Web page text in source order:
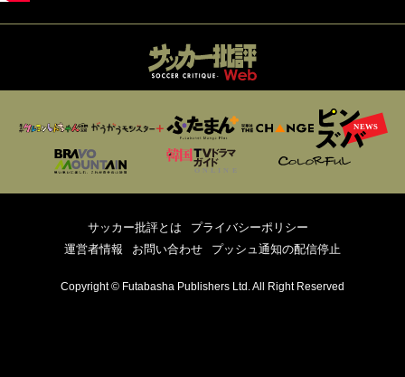
サッカー批評とは
プライバシーポリシー
運営者情報
お問い合わせ プッシュ通知の配信停止
Copyright © Futabasha Publishers Ltd. All Right Reserved